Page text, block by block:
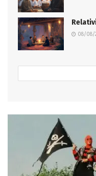
08/08/